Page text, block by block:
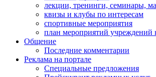
лекции, тренинги, семинары,
квизы и клубы по интересам
спортивные мероприятия
план мероприятий учреждений
Общение
Последние комментарии
Реклама на портале
Специальные предложения